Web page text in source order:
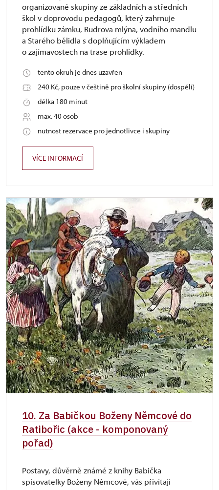
organizované skupiny ze základních a středních
škol v doprovodu pedagogů, který zahrnuje
prohlídku zámku, Rudrova mlýna, vodního mandlu
a Starého bělidla s doplňujícím výkladem
o zajímavostech na trase prohlídky.
tento okruh je dnes uzavřen
240 Kč, pouze v češtině pro školní skupiny (dospělí)
délka 180 minut
max. 40 osob
nutnost rezervace pro jednotlivce i skupiny
VÍCE INFORMACÍ
10. Za Babičkou Boženy Němcové do
Ratibořic (akce - komponovaný
pořad)
Postavy, důvěrně známé z knihy Babička
spisovatelky Boženy Němcové, vás přivítají